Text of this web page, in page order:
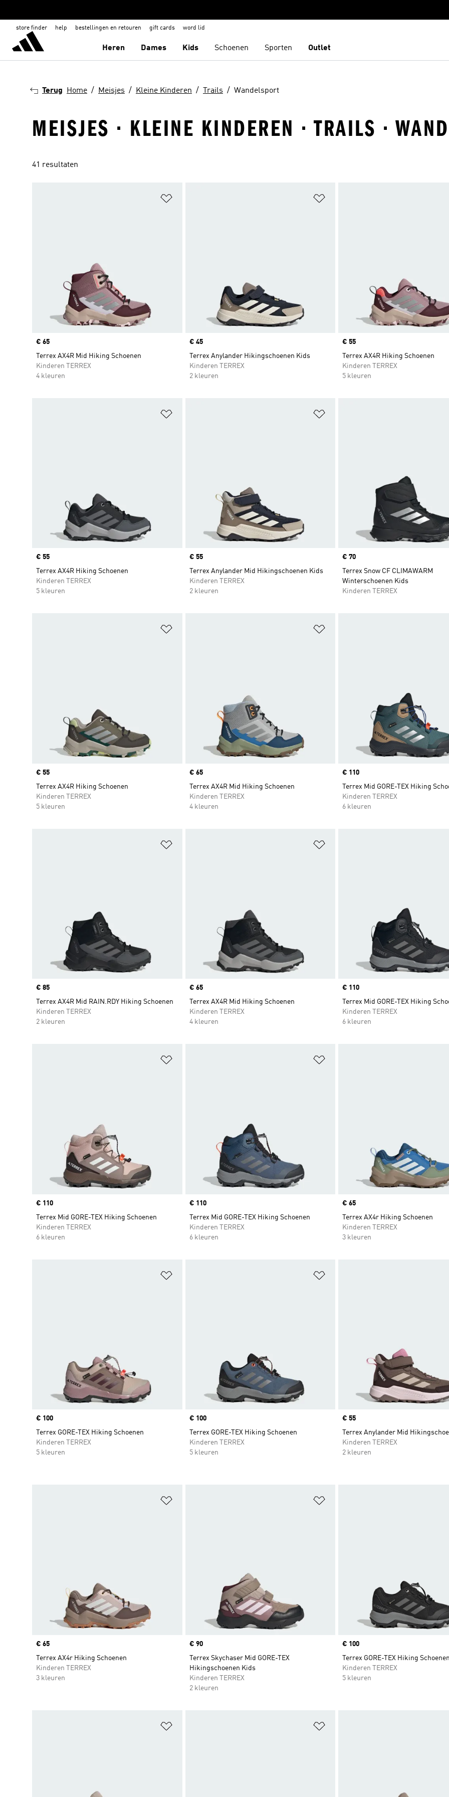
store finder help bestellingen en retouren gift cards word lid
Heren Dames Kids Schoenen Sporten Outlet
Terug Home Meisjes Kleine Kinderen Trails Wandelsport
MEISJES · KLEINE KINDEREN · TRAILS ·
41 resultaten
Price
€ 65
Terrex AX4R Mid Hiking Schoenen
Kinderen TERREX
4 kleuren
Price
€ 45
Terrex Anylander Hikingschoenen Kids
Kinderen TERREX
2 kleuren
Price
€ 55
Terrex AX4R Hiking Schoenen
Kinderen TERREX
5 kleuren
Price
€ 55
Terrex AX4R Hiking Schoenen
Kinderen TERREX
5 kleuren
Price
€ 55
Terrex Anylander Mid Hikingschoenen Kids
Kinderen TERREX
2 kleuren
Price
€ 70
Terrex Snow CF CLIMAWARM
Winterschoenen Kids
Kinderen TERREX
Price
€ 55
Terrex AX4R Hiking Schoenen
Kinderen TERREX
5 kleuren
Price
€ 65
Terrex AX4R Mid Hiking Schoenen
Kinderen TERREX
4 kleuren
Price
€ 110
Terrex Mid GORE-TEX Hiking
Kinderen TERREX
6 kleuren
Price
€ 85
Terrex AX4R Mid RAIN.RDY Hiking Schoenen
Kinderen TERREX
2 kleuren
Price
€ 65
Terrex AX4R Mid Hiking Schoenen
Kinderen TERREX
4 kleuren
Price
€ 110
Terrex Mid GORE-TEX Hiking
Kinderen TERREX
6 kleuren
Price
€ 110
Terrex Mid GORE-TEX Hiking Schoenen
Kinderen TERREX
6 kleuren
Price
€ 110
Terrex Mid GORE-TEX Hiking Schoenen
Kinderen TERREX
6 kleuren
Price
€ 65
Terrex AX4r Hiking Schoenen
Kinderen TERREX
3 kleuren
Price
€ 100
Terrex GORE-TEX Hiking Schoenen
Kinderen TERREX
5 kleuren
Price
€ 100
Terrex GORE-TEX Hiking Schoenen
Kinderen TERREX
5 kleuren
Price
€ 55
Terrex Anylander Mid
Kinderen TERREX
2 kleuren
Price
€ 65
Terrex AX4r Hiking Schoenen
Kinderen TERREX
3 kleuren
Price
€ 90
Terrex Skychaser Mid GORE-TEX
Hikingschoenen Kids
Kinderen TERREX
2 kleuren
Price
€ 100
Terrex GORE-TEX Hiking Schoenen
Kinderen TERREX
5 kleuren